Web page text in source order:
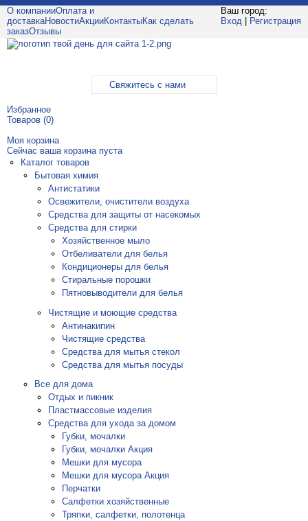
Ваш город:
Вход
Регистрация
О компанииОплата и
доставкаНовостиАкцииКонтактыКак сделать
заказОтзывы
Свяжитесь с нами
Избранное
Товаров (0)
Моя корзина
Сейчас ваша корзина пуста
Каталог товаров
Бытовая химия
Антистатики
Освежители, очистители воздуха
Средства для защиты от насекомых
Средства для стирки
Хозяйственное мыло
Отбеливатели для белья
Кондиционеры для белья
Стиральные порошки
Пятновыводители для белья
Чистящие и моющие средства
Антинакипин
Чистящие средства
Средства для мытья стекол
Средства для мытья посуды
Все для дома
Отдых и пикник
Пластмассовые изделия
Средства для ухода за домом
Губки, мочалки
Губки, мочалки Акция
Мешки для мусора
Мешки для мусора Акция
Перчатки
Салфетки хозяйственные
Тряпки, салфетки, полотенца